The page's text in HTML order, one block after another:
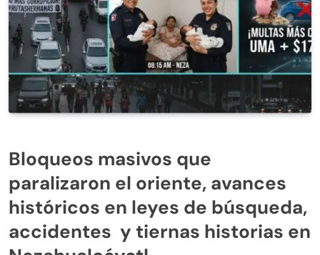
Bloqueos masivos que
paralizaron el oriente, avances
históricos en leyes de búsqueda,
accidentes y tiernas historias en